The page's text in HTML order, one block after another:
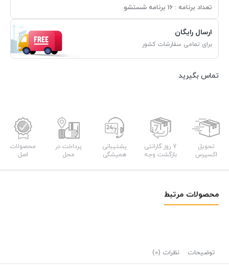
تعداد برنامه : 16 برنامه شستشو
ارسال رایگان
برای تمامی سفارشات کشور
تماس بگیرید
تحویل
اکسپرس
7 روز گارانتی
بازگشت وجه
پشتیبانی
همیشگی
پرداخت در
محل
محصولات
اصل
محصولات مرتبط
توضیحات نظرات (0)